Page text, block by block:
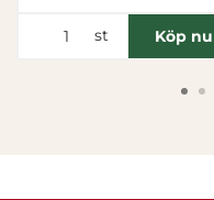
st Köp nu